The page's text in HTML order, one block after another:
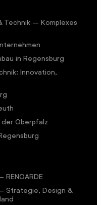
Technik – Komplexes
in Regensburg
Innovation,
Oberpfalz
Strategie, Design &